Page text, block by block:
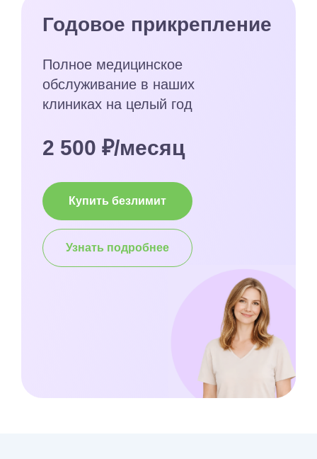
Годовое прикрепление
Полное медицинское
обслуживание в наших
клиниках на целый год
2 500 ₽/месяц
Купить безлимит
Узнать подробнее